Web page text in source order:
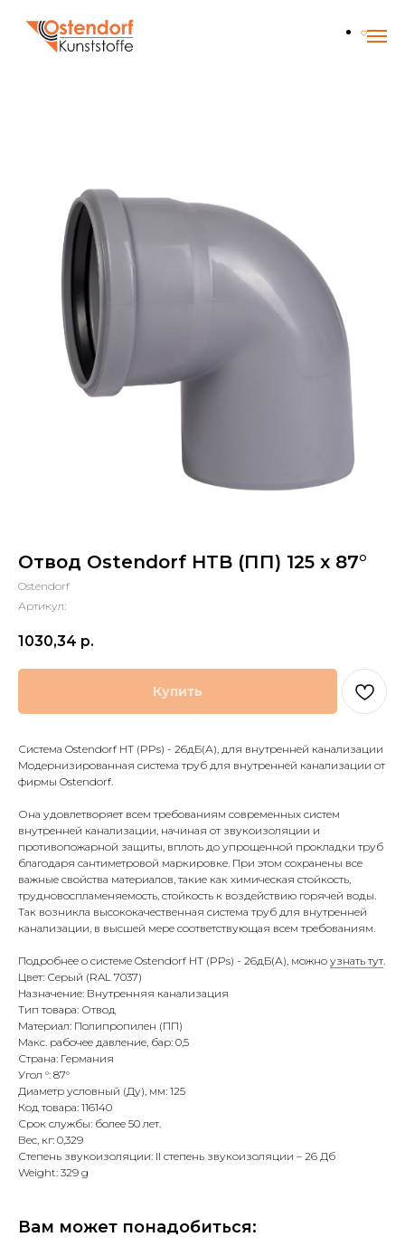
Отвод Ostendorf HTB (ПП) 125 x 87°
Ostendorf
Артикул:
1030,34 р.
Купить
Система Ostendorf HT (PPs) - 26дБ(А), для внутренней канализации
Модернизированная система труб для внутренней канализации от
фирмы Ostendorf.
Она удовлетворяет всем требованиям современных систем
внутренней канализации, начиная от звукоизоляции и
противопожарной защиты, вплоть до упрощенной прокладки труб
благодаря сантиметровой маркировке. При этом сохранены все
важные свойства материалов, такие как химическая стойкость,
трудновоспламеняемость, стойкость к воздействию горячей воды.
Так возникла высококачественная система труб для внутренней
канализации, в высшей мере соответствующая всем требованиям.
Подробнее о системе Ostendorf HT (PPs) - 26дБ(А), можно узнать тут.
Цвет: Серый (RAL 7037)
Назначение: Внутренняя канализация
Тип товара: Отвод
Материал: Полипропилен (ПП)
Макс. рабочее давление, бар: 0,5
Страна: Германия
Угол °: 87°
Диаметр условный (Ду), мм: 125
Код товара: 116140
Срок службы: более 50 лет.
Вес, кг: 0,329
Степень звукоизоляции: II степень звукоизоляции – 26 Дб
Weight: 329 g
Вам может понадобиться: